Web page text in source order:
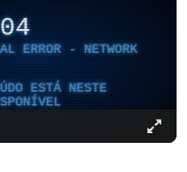
ERROR - NETWORK
ESTÁ NESTE